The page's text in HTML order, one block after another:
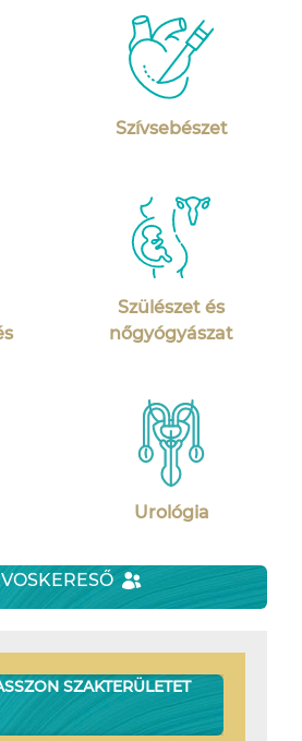
Szívsebészet
Szülészet és
nőgyógyászat
Urológia
SZAKTERÜLETET